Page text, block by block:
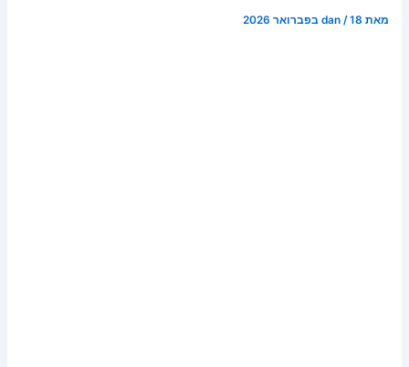
מאת dan /18 בפברואר 2026